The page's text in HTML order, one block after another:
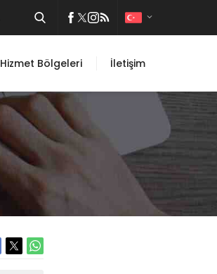
Hizmet Bölgeleri İletişim